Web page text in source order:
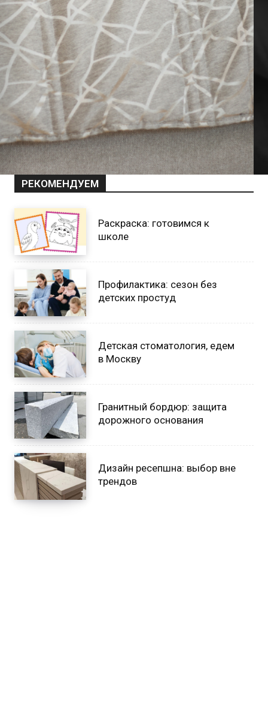
РЕКОМЕНДУЕМ
Раскраска: готовимся к
школе
Профилактика: сезон без
детских простуд
Детская стоматология, едем
в Москву
Гранитный бордюр: защита
дорожного основания
Дизайн ресепшна: выбор вне
трендов